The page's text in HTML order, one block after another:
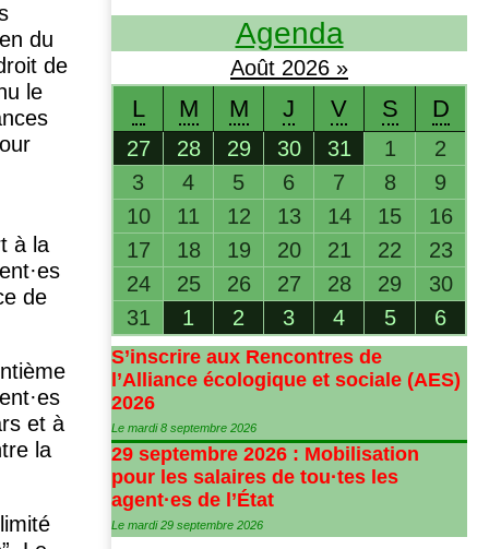
du
de
le
à la
·es
de
·es
et à
la
Agenda
Août 2026 »
L M M J V S D
27 28 29 30 31 1
2
3
4 5 6 7 8
9
10
11 12 13 14 15
16
17
18 19 20 21 22
23
24
25 26 27 28 29
30
31
1 2 3 4 5 6
S’inscrire aux Rencontres de
l’Alliance écologique et sociale (AES)
2026
Le mardi 8 septembre 2026
29 septembre 2026 : Mobilisation
pour les salaires de tou·tes les
agent·es de l’État
Le mardi 29 septembre 2026